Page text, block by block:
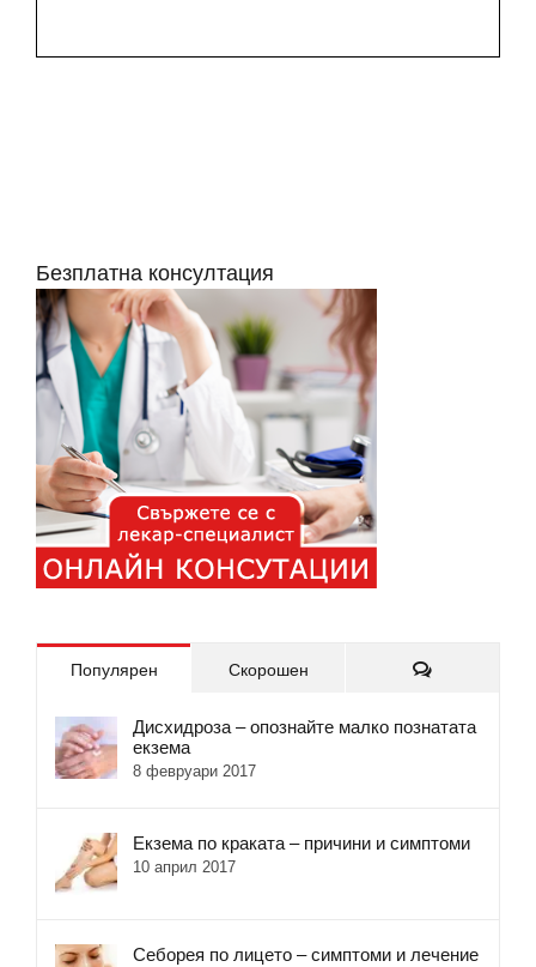
Безплатна консултация
Популярен Скорошен Коментари
Дисхидроза – опознайте малко познатата
екзема
8 февруари 2017
Екзема по краката – причини и симптоми
10 април 2017
Себорея по лицето – симптоми и лечение